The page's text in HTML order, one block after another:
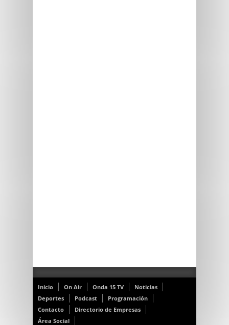
Inicio On Air Onda 15 TV
Noticias
Deportes
Podcast
Programación
Contacto
Directorio de Empresas
Área Social